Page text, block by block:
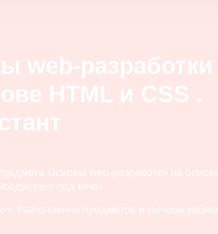
web-разработки
HTML и CSS .
Основы web-разработки на
под ключ
Выполнение предметов в личном